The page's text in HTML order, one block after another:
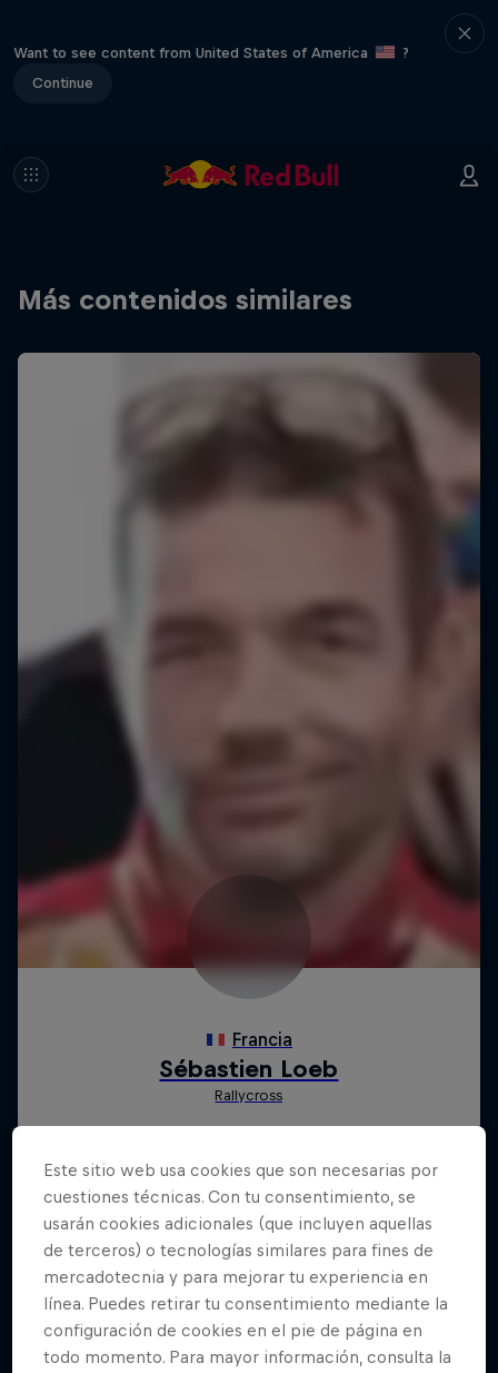
Want to see content from United States of America
?
Continue
Más contenidos similares
Este sitio web usa cookies que son necesarias por
cuestiones técnicas. Con tu consentimiento, se
usarán cookies adicionales (que incluyen aquellas
de terceros) o tecnologías similares para fines de
mercadotecnia y para mejorar tu experiencia en
línea. Puedes retirar tu consentimiento mediante la
configuración de cookies en el pie de página en
todo momento. Para mayor información, consulta la